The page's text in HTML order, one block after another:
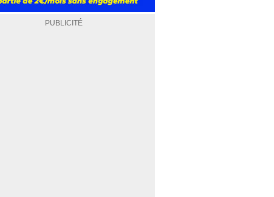
PUBLICITÉ